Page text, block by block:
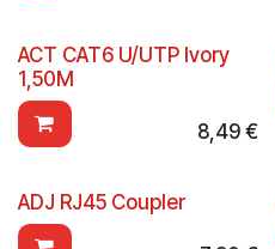
ACT CAT6 U/UTP Ivory
1,50M
8,49€
ADJ RJ45 Coupler